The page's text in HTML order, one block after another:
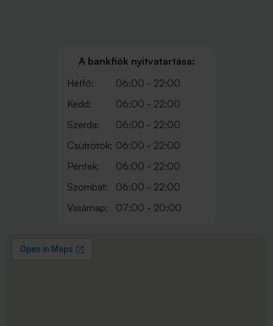
A bankfiók nyitvatartása:
Hétfő:
06:00 - 22:00
Kedd:
06:00 - 22:00
Szerda:
06:00 - 22:00
Csütrötök: 06:00 - 22:00
Péntek:
06:00 - 22:00
Szombat:
06:00 - 22:00
Vasárnap:
07:00 - 20:00